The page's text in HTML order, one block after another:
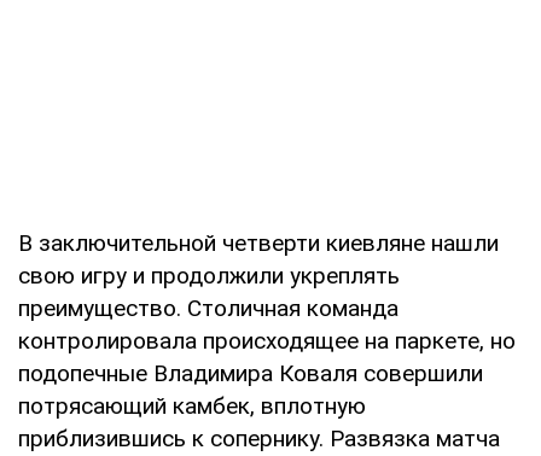
В заключительной четверти киевляне нашли
свою игру и продолжили укреплять
преимущество. Столичная команда
контролировала происходящее на паркете, но
подопечные Владимира Коваля совершили
потрясающий камбек, вплотную
приблизившись к сопернику. Развязка матча